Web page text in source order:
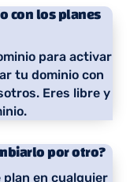
con los planes
para activar
tu dominio con
Eres libre y
por otro?
plan en cualquier